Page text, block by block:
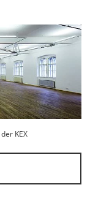
KEX